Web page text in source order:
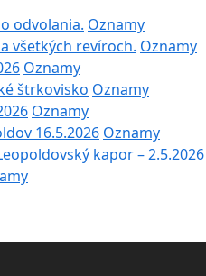
odvolania. Oznamy
všetkých revíroch. Oznamy
Oznamy
štrkovisko Oznamy
Oznamy
16.5.2026 Oznamy
kapor – 2.5.2026